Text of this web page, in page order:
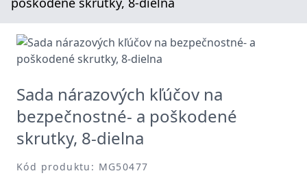
Sada nárazových kľúčov na
bezpečnostné- a poškodené
skrutky, 8-dielna
Kód produktu: MG50477